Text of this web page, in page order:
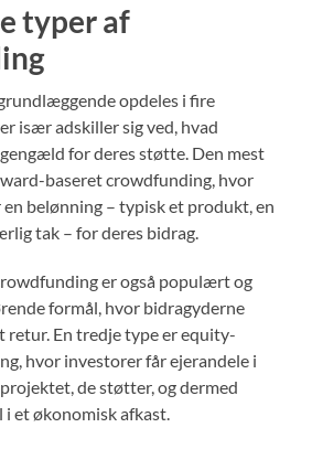
typer af
opdeles i fire
især adskiller sig ved, hvad
for deres støtte. Den mest
baseret crowdfunding, hvor
belønning – typisk et produkt, en
tak – for deres bidrag.
er også populært og
formål, hvor bidragyderne
retur. En tredje type er equity-
hvor investorer får ejerandele i
de støtter, og dermed
et økonomisk afkast.